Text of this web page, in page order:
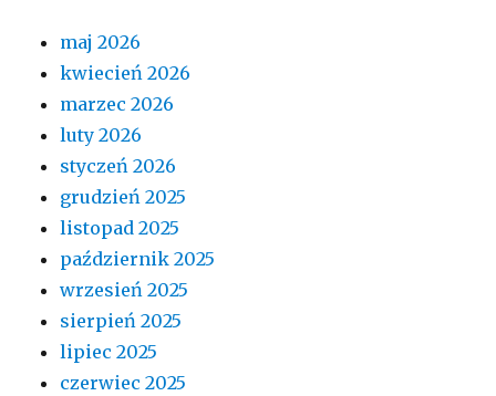
maj 2026
kwiecień 2026
marzec 2026
luty 2026
styczeń 2026
grudzień 2025
listopad 2025
październik 2025
wrzesień 2025
sierpień 2025
lipiec 2025
czerwiec 2025